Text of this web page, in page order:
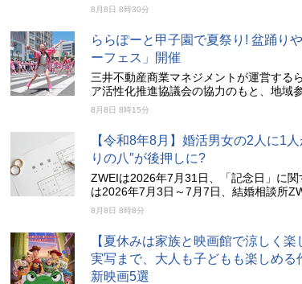
8月8日 8時30分
ららぽーと甲子園で夏祭り! 盆踊り
ーフェス」開催
三井不動産商業マネジメントが運営する
ア活性化推進協議会の協力のもと、地域
8月8日 8時15分
【令和8年8月】婚活男女の2人に1
りの八″が後押しに?
ZWEIは2026年7月31日、「記念日」に
は2026年7月3日～7月7日、結婚相談所
8月8日 8時8分
【夏休みは家族と映画館で涼しく
実写まで、大人も子どもも楽しめ
新映画5選